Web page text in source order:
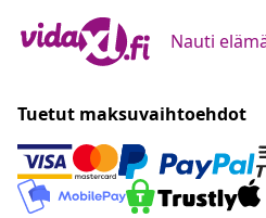
Nauti
Tuetut maksuvaihtoehdot